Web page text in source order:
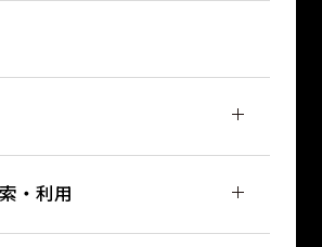
・利用